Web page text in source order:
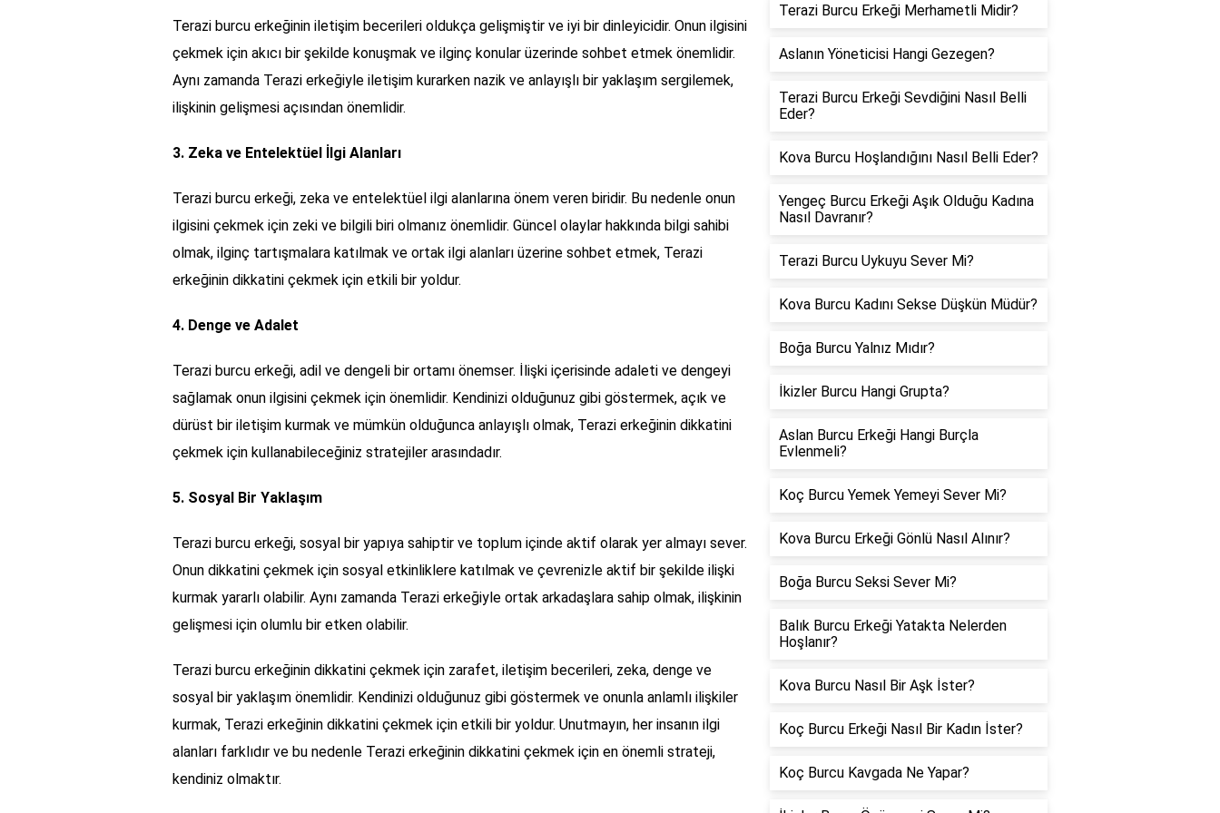
Terazi burcu erkeğinin iletişim becerileri oldukça gelişmiştir ve iyi bir dinleyicidir. Onun ilgisini
çekmek için akıcı bir şekilde konuşmak ve ilginç konular üzerinde sohbet etmek önemlidir.
Aynı zamanda Terazi erkeğiyle iletişim kurarken nazik ve anlayışlı bir yaklaşım sergilemek,
ilişkinin gelişmesi açısından önemlidir.
3. Zeka ve Entelektüel İlgi Alanları
Terazi burcu erkeği, zeka ve entelektüel ilgi alanlarına önem veren biridir. Bu nedenle onun
ilgisini çekmek için zeki ve bilgili biri olmanız önemlidir. Güncel olaylar hakkında bilgi sahibi
olmak, ilginç tartışmalara katılmak ve ortak ilgi alanları üzerine sohbet etmek, Terazi
erkeğinin dikkatini çekmek için etkili bir yoldur.
4. Denge ve Adalet
Terazi burcu erkeği, adil ve dengeli bir ortamı önemser. İlişki içerisinde adaleti ve dengeyi
sağlamak onun ilgisini çekmek için önemlidir. Kendinizi olduğunuz gibi göstermek, açık ve
dürüst bir iletişim kurmak ve mümkün olduğunca anlayışlı olmak, Terazi erkeğinin dikkatini
çekmek için kullanabileceğiniz stratejiler arasındadır.
5. Sosyal Bir Yaklaşım
Terazi burcu erkeği, sosyal bir yapıya sahiptir ve toplum içinde aktif olarak yer almayı sever.
Onun dikkatini çekmek için sosyal etkinliklere katılmak ve çevrenizle aktif bir şekilde ilişki
kurmak yararlı olabilir. Aynı zamanda Terazi erkeğiyle ortak arkadaşlara sahip olmak, ilişkinin
gelişmesi için olumlu bir etken olabilir.
Terazi burcu erkeğinin dikkatini çekmek için zarafet, iletişim becerileri, zeka, denge ve
sosyal bir yaklaşım önemlidir. Kendinizi olduğunuz gibi göstermek ve onunla anlamlı ilişkiler
kurmak, Terazi erkeğinin dikkatini çekmek için etkili bir yoldur. Unutmayın, her insanın ilgi
alanları farklıdır ve bu nedenle Terazi erkeğinin dikkatini çekmek için en önemli strateji,
kendiniz olmaktır.
Terazi Burcu Erkeği Merhametli Midir?
Aslanın Yöneticisi Hangi Gezegen?
Terazi Burcu Erkeği Sevdiğini Nasıl Belli
Eder?
Kova Burcu Hoşlandığını Nasıl Belli Eder?
Yengeç Burcu Erkeği Aşık Olduğu Kadına
Nasıl Davranır?
Terazi Burcu Uykuyu Sever Mi?
Kova Burcu Kadını Sekse Düşkün Müdür?
Boğa Burcu Yalnız Mıdır?
İkizler Burcu Hangi Grupta?
Aslan Burcu Erkeği Hangi Burçla
Evlenmeli?
Koç Burcu Yemek Yemeyi Sever Mi?
Kova Burcu Erkeği Gönlü Nasıl Alınır?
Boğa Burcu Seksi Sever Mi?
Balık Burcu Erkeği Yatakta Nelerden
Hoşlanır?
Kova Burcu Nasıl Bir Aşk İster?
Koç Burcu Erkeği Nasıl Bir Kadın İster?
Koç Burcu Kavgada Ne Yapar?